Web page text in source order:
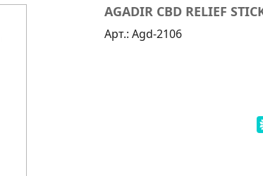
AGADIR CBD RELIEF
Арт.: Agd-2106